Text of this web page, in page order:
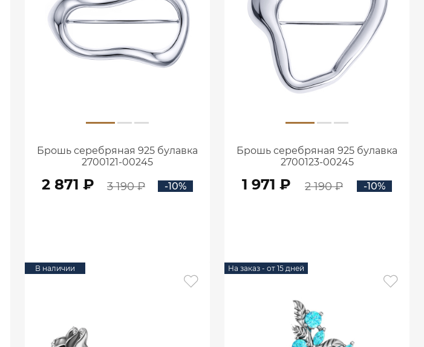
Брошь серебряная 925 булавка
2700121-00245
2 871 ₽ 3 190 ₽ -10%
Брошь серебряная 925 булавка
2700123-00245
1 971 ₽ 2 190 ₽ -10%
В наличии На заказ - от 15 дней